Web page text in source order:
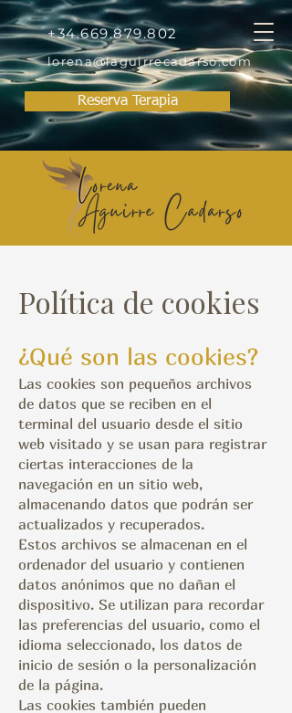
+34.669.879.802
lorena@laguirrecadarso.com
Reserva Terapia
Política de cookies
¿Qué son las cookies?
Las cookies son pequeños archivos
de datos que se reciben en el
terminal del usuario desde el sitio
web visitado y se usan para registrar
ciertas interacciones de la
navegación en un sitio web,
almacenando datos que podrán ser
actualizados y recuperados.
Estos archivos se almacenan en el
ordenador del usuario y contienen
datos anónimos que no dañan el
dispositivo. Se utilizan para recordar
las preferencias del usuario, como el
idioma seleccionado, los datos de
inicio de sesión o la personalización
de la página.
Las cookies también pueden